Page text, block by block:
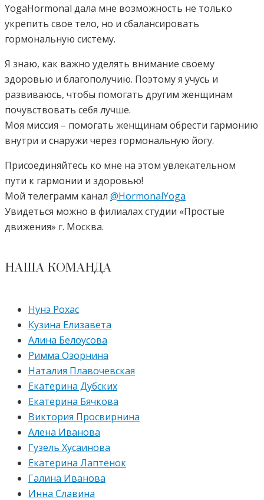
YogaHormonal дала мне возможность не только
укрепить свое тело, но и сбалансировать
гормональную систему.
Я знаю, как важно уделять внимание своему
здоровью и благополучию. Поэтому я учусь и
развиваюсь, чтобы помогать другим женщинам
почувствовать себя лучше.
Моя миссия – помогать женщинам обрести гармонию
внутри и снаружи через гормональную йогу.
Присоединяйтесь ко мне на этом увлекательном
пути к гармонии и здоровью!
Мой телеграмм канал @HormonalYoga
Увидеться можно в филиалах студии «Простые
движения» г. Москва.
НАША КОМАНДА
Нунэ Рохас
Кузина Елизавета
Алина Белоусова
Римма Озорнина
Наталия Плавочевская
Екатерина Дубских
Екатерина Бячкова
Виктория Просвирнина
Алена Иванова
Гузель Хусаинова
Екатерина Лаптенок
Галина Иванова
Инна Славина